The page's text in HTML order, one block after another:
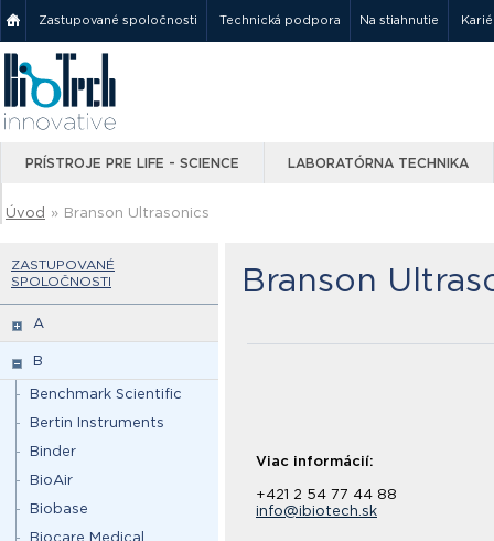
Zastupované spoločnosti Technická podpora Na stiahnutie
PRÍSTROJE PRE LIFE - SCIENCE LABORATÓRNA TECHNIKA
Úvod » Branson Ultrasonics
ZASTUPOVANÉ
SPOLOČNOSTI
A
B
Benchmark Scientific
Bertin Instruments
Binder
BioAir
Biobase
Biocare Medical
Branson
Viac informácií:
+421 2 54 77 44 88
info@ibiotech.sk